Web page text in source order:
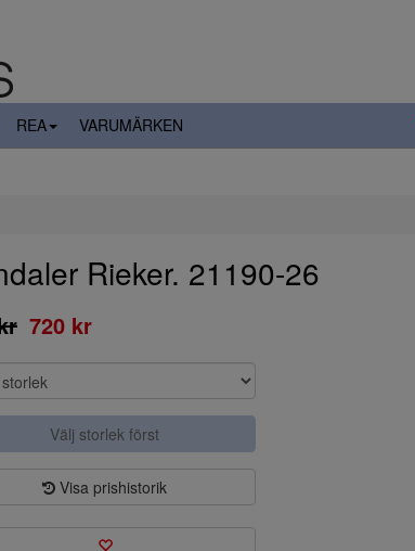
REA VARUMÄRKEN
Rieker. 21190-26
720 kr
Välj storlek först
Visa prishistorik